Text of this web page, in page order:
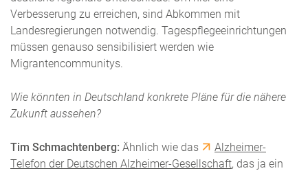
Verbesserung zu erreichen, sind Abkommen mit
Landesregierungen notwendig. Tagespflegeeinrichtungen
müssen genauso sensibilisiert werden wie
Migrantencommunitys.
Wie könnten in Deutschland konkrete Pläne für die nähere
Zukunft aussehen?
Tim Schmachtenberg: Ähnlich wie das
Alzheimer-
Telefon der Deutschen Alzheimer-Gesellschaft, das ja ein